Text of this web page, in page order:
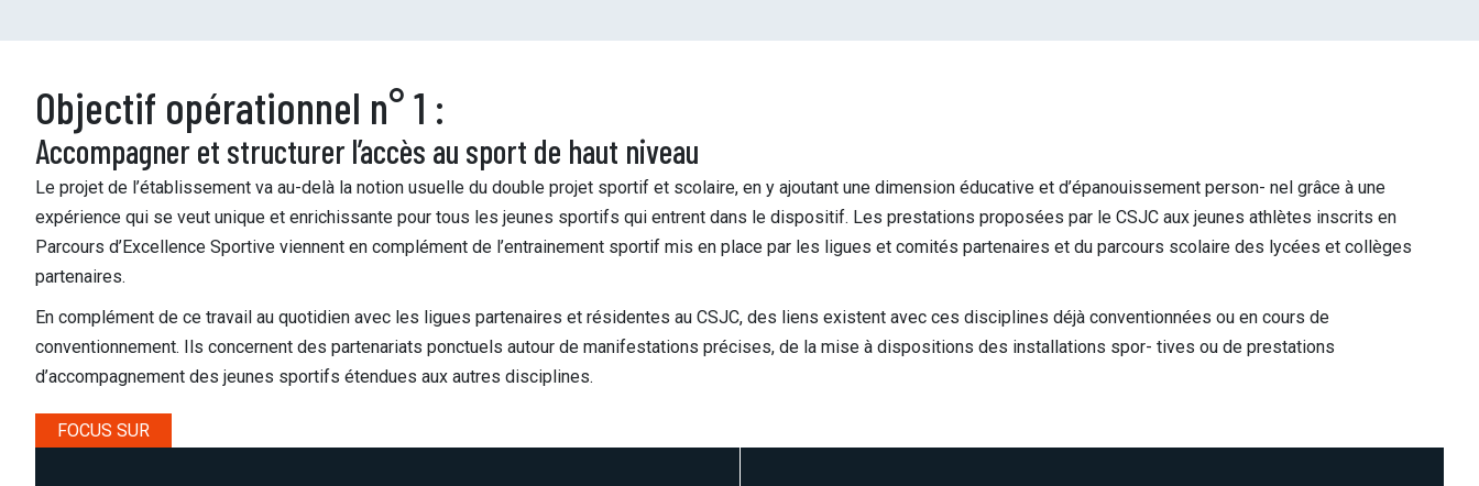
Objectif opérationnel n° 1 :
Accompagner et structurer l’accès au sport de haut niveau
Le projet de l’établissement va au-delà la notion usuelle du double projet sportif et scolaire, en y ajoutant une dimension éducative et d’épanouissement person- nel grâce à une
expérience qui se veut unique et enrichissante pour tous les jeunes sportifs qui entrent dans le dispositif. Les prestations proposées par le CSJC aux jeunes athlètes inscrits en
Parcours d’Excellence Sportive viennent en complément de l’entrainement sportif mis en place par les ligues et comités partenaires et du parcours scolaire des lycées et collèges
partenaires.
En complément de ce travail au quotidien avec les ligues partenaires et résidentes au CSJC, des liens existent avec ces disciplines déjà conventionnées ou en cours de
conventionnement. Ils concernent des partenariats ponctuels autour de manifestations précises, de la mise à dispositions des installations spor- tives ou de prestations
d’accompagnement des jeunes sportifs étendues aux autres disciplines.
FOCUS SUR